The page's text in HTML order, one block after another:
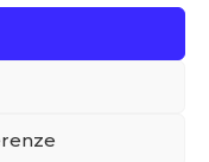
di alcol è